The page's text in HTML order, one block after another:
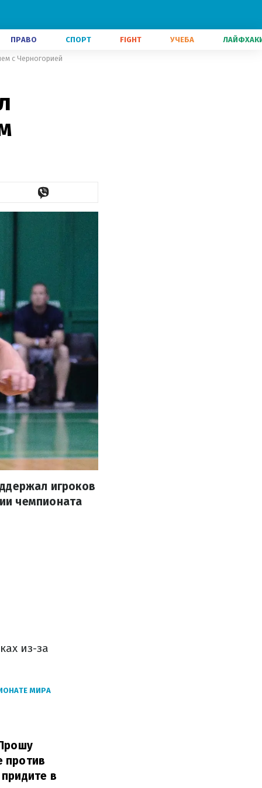
ПРАВО СПОРТ FIGHT УЧЕБА
с Черногорией
игроков
чемпионата
из-за
МИРА
против
в